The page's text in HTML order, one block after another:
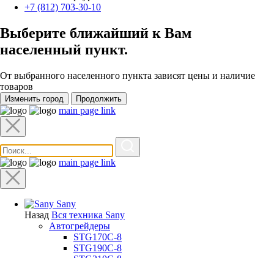
+7 (812) 703-30-10
Выберите ближайший к Вам
населенный пункт.
От выбранного населенного пункта зависят цены и наличие
товаров
Изменить город Продолжить
main page link
main page link
Sany
Назад Вся техника Sany
Автогрейдеры
STG170C-8
STG190C-8